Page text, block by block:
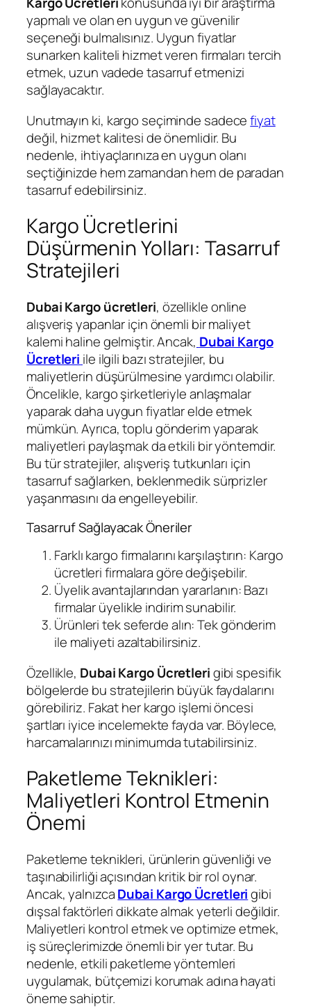
yapmalı ve olan en uygun ve güvenilir
seçeneği bulmalısınız. Uygun fiyatlar
sunarken kaliteli hizmet veren firmaları tercih
etmek, uzun vadede tasarruf etmenizi
sağlayacaktır.
Unutmayın ki, kargo seçiminde sadecefiyat
değil, hizmet kalitesi de önemlidir. Bu
nedenle, ihtiyaçlarınıza en uygun olanı
seçtiğinizde hem zamandan hem de paradan
tasarruf edebilirsiniz.
Kargo Ücretlerini
Düşürmenin Yolları: Tasarruf
Stratejileri
Dubai Kargo ücretleri, özellikle online
alışveriş yapanlar için önemli bir maliyet
kalemi haline gelmiştir. Ancak, Dubai Kargo
Ücretleri ile ilgili bazı stratejiler, bu
maliyetlerin düşürülmesine yardımcı olabilir.
Öncelikle, kargo şirketleriyle anlaşmalar
yaparak daha uygun fiyatlar elde etmek
mümkün. Ayrıca, toplu gönderim yaparak
maliyetleri paylaşmak da etkili bir yöntemdir.
Bu tür stratejiler, alışveriş tutkunları için
tasarruf sağlarken, beklenmedik sürprizler
yaşanmasını da engelleyebilir.
Tasarruf Sağlayacak Öneriler
Farklı kargo firmalarını karşılaştırın: Kargo
ücretleri firmalara göre değişebilir.
Üyelik avantajlarından yararlanın: Bazı
firmalar üyelikle indirim sunabilir.
Ürünleri tek seferde alın: Tek gönderim
ile maliyeti azaltabilirsiniz.
Özellikle, Dubai Kargo Ücretlerigibi spesifik
bölgelerde bu stratejilerin büyük faydalarını
görebiliriz. Fakat her kargo işlemi öncesi
şartları iyice incelemekte fayda var. Böylece,
harcamalarınızı minimumda tutabilirsiniz.
Paketleme Teknikleri:
Maliyetleri Kontrol Etmenin
Önemi
Paketleme teknikleri, ürünlerin güvenliği ve
taşınabilirliği açısından kritik bir rol oynar.
Ancak, yalnızcaDubai Kargo Ücretlerigibi
dışsal faktörleri dikkate almak yeterli değildir.
Maliyetleri kontrol etmek ve optimize etmek,
iş süreçlerimizde önemli bir yer tutar. Bu
nedenle, etkili paketleme yöntemleri
uygulamak, bütçemizi korumak adına hayati
öneme sahiptir.